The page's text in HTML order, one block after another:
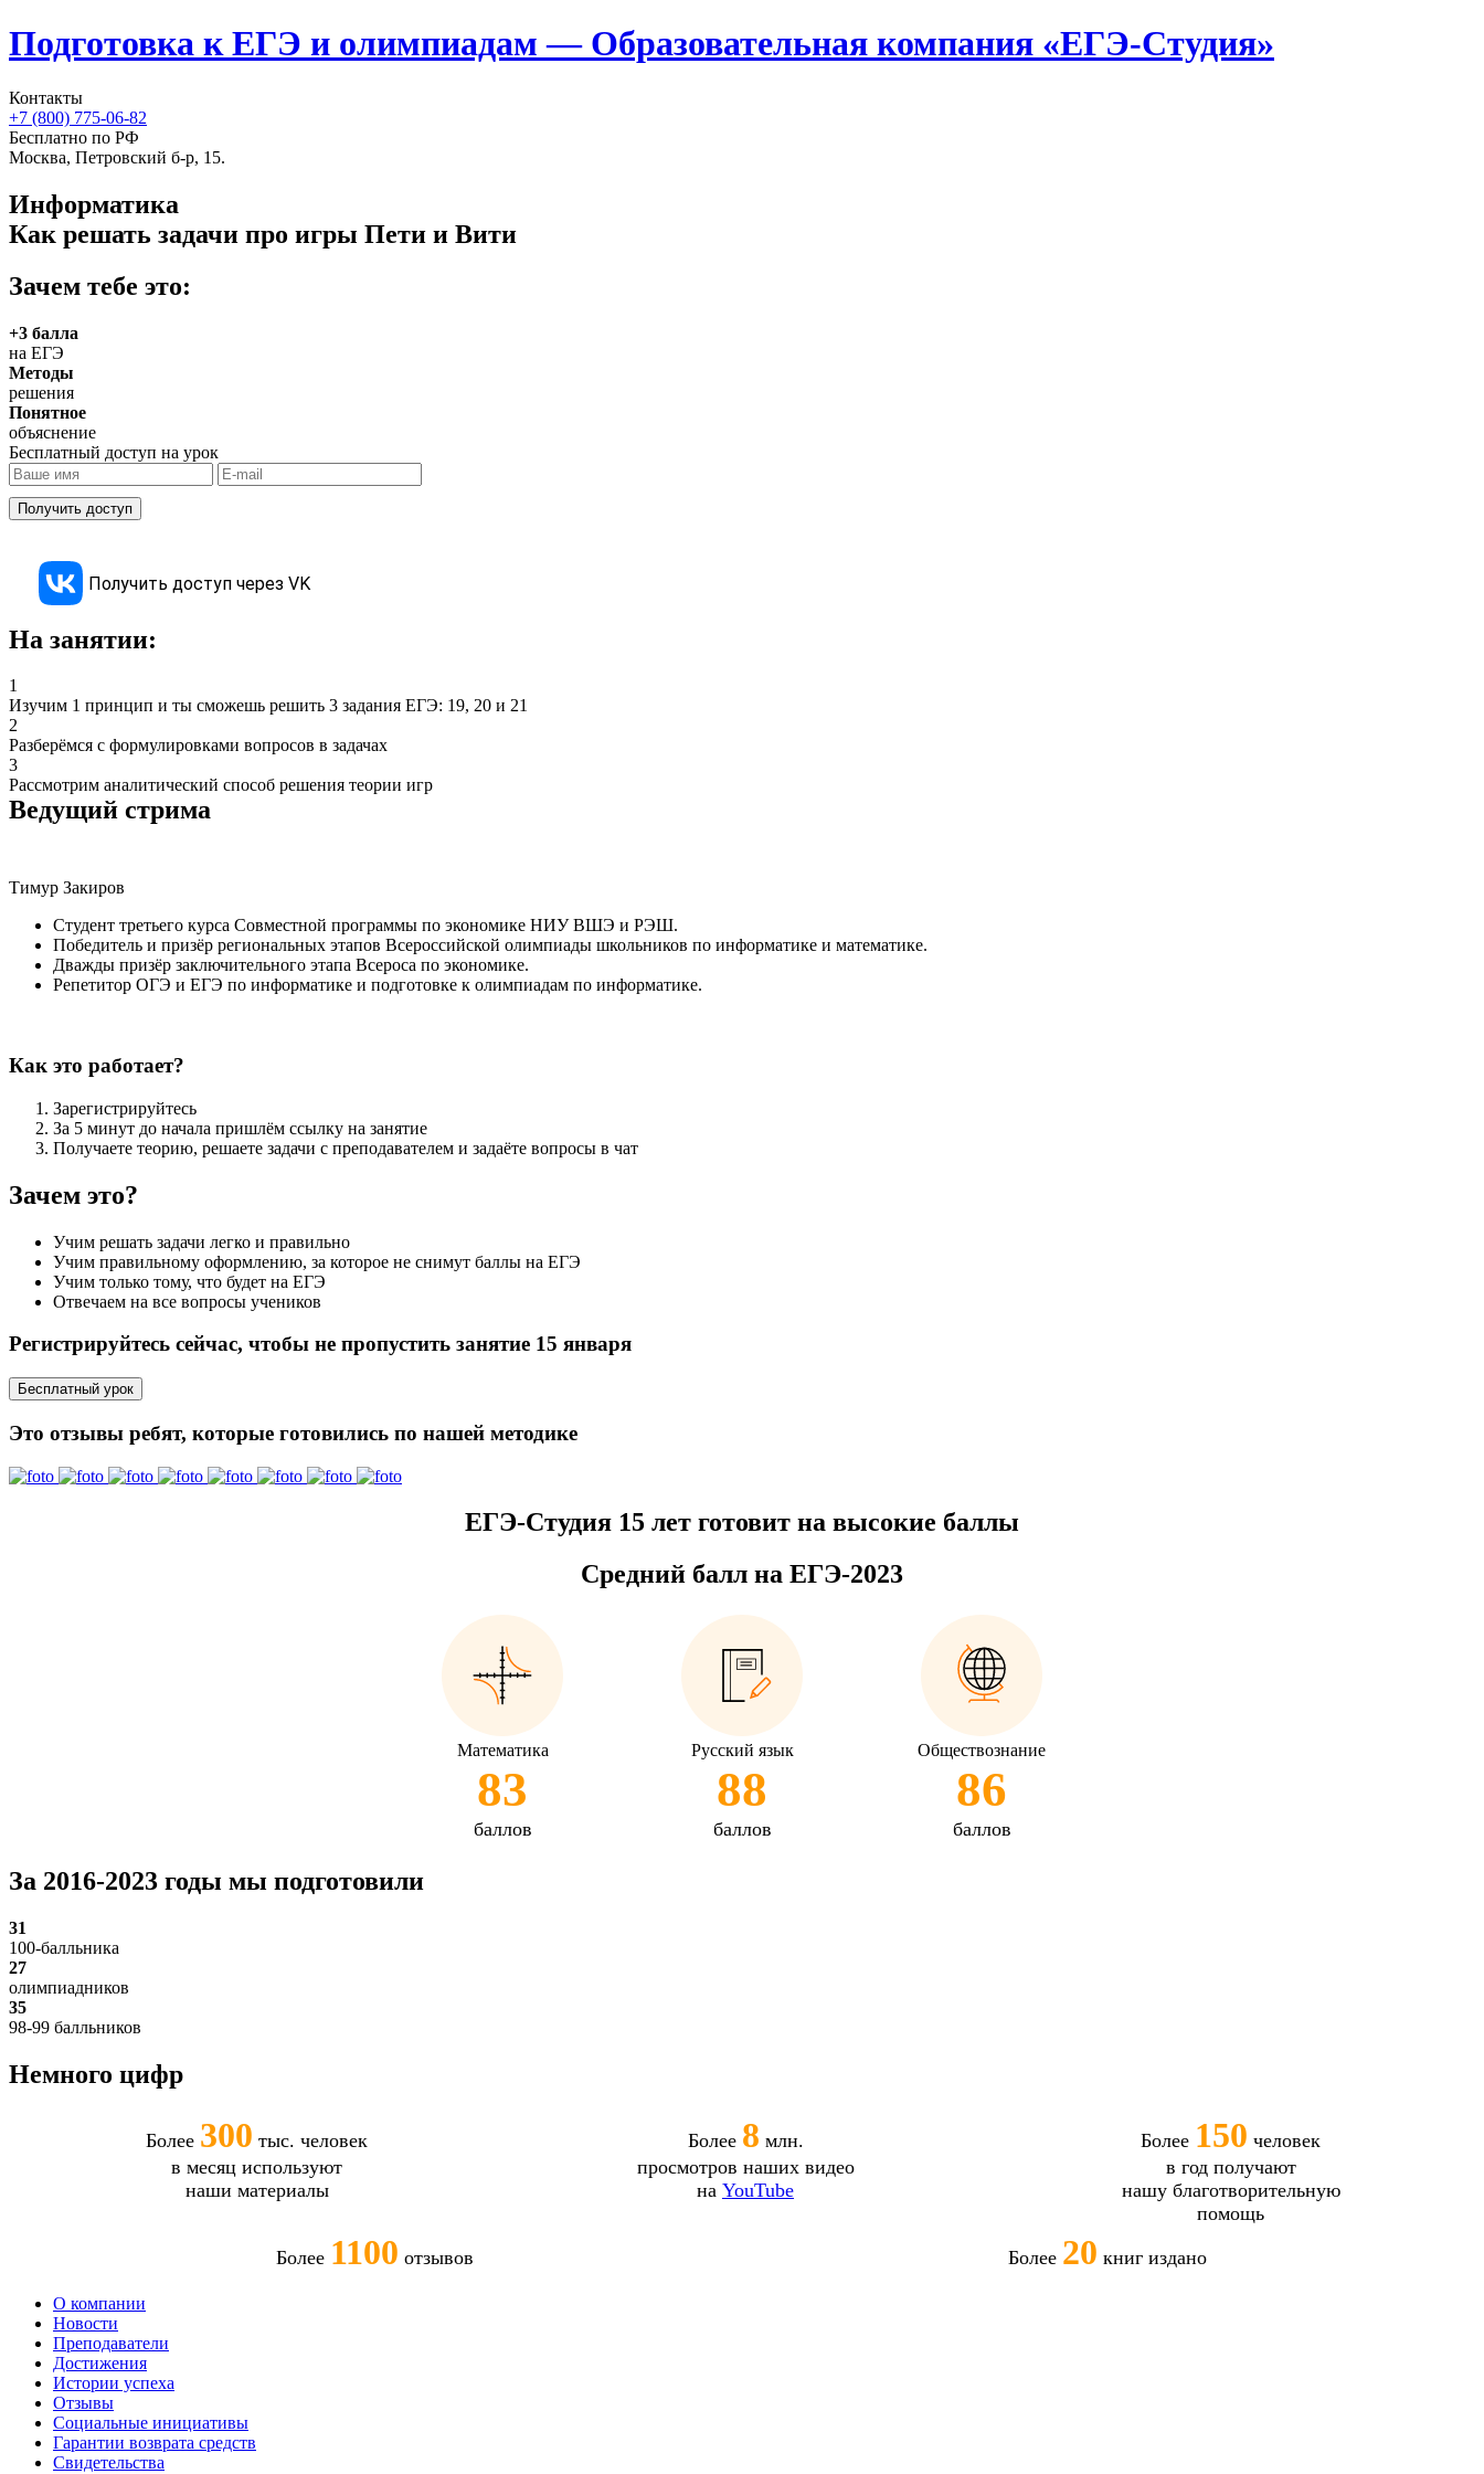
Подготовка к ЕГЭ и олимпиадам — Образовательная компания «ЕГЭ-Студия»
Контакты
+7 (800) 775-06-82
Бесплатно по РФ
Москва, Петровский б-р, 15.
Информатика
Как решать задачи про игры Пети и Вити
Зачем тебе это:
+3 балла
на ЕГЭ
Методы
решения
Понятное
объяснение
Бесплатный доступ на урок
Получить доступ
Получить доступ через VK
На занятии:
1
Изучим 1 принцип и ты сможешь решить 3 задания ЕГЭ: 19, 20 и 21
2
Разберёмся с формулировками вопросов в задачах
3
Рассмотрим аналитический способ решения теории игр
Ведущий стрима
Тимур Закиров
Студент третьего курса Совместной программы по экономике НИУ ВШЭ и РЭШ.
Победитель и призёр региональных этапов Всероссийской олимпиады школьников по информатике и математике.
Дважды призёр заключительного этапа Всероса по экономике.
Репетитор ОГЭ и ЕГЭ по информатике и подготовке к олимпиадам по информатике.
Как это работает?
Зарегистрируйтесь
За 5 минут до начала пришлём ссылку на занятие
Получаете теорию, решаете задачи с преподавателем и задаёте вопросы в чат
Зачем это?
Учим решать задачи легко и правильно
Учим правильному оформлению, за которое не снимут баллы на ЕГЭ
Учим только тому, что будет на ЕГЭ
Отвечаем на все вопросы учеников
Регистрируйтесь сейчас, чтобы не пропустить занятие 15 января
Бесплатный урок
Это отзывы ребят, которые готовились по нашей методике
ЕГЭ-Студия 15 лет готовит на высокие баллы
Средний балл на ЕГЭ-2023
Математика
83
баллов
Русский язык
88
баллов
Обществознание
86
баллов
За 2016-2023 годы мы подготовили
31
100-балльника
27
олимпиадников
35
98-99 балльников
Немного цифр
Более 300 тыс. человек
в месяц используют
наши материалы
Более 8 млн.
просмотров наших видео
на YouTube
Более 150 человек
в год получают
нашу благотворительную
помощь
Более 1100 отзывов Более 20 книг издано
О компании
Новости
Преподаватели
Достижения
Истории успеха
Отзывы
Социальные инициативы
Гарантии возврата средств
Свидетельства